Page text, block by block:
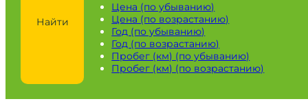
Город / регион
от до
Найти
Цена (по убыванию)
Цена (по возрастанию)
Год (по убыванию)
Год (по возрастанию)
Пробег (км) (по убыванию)
Пробег (км) (по возрастанию)